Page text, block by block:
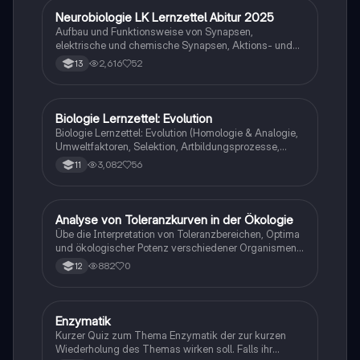
Biologie
Neurobiologie LK Lernzettel Abitur 2025
Aufbau und Funktionsweise von Synapsen,
elektrische und chemische Synapsen, Aktions- und
Ruhepotential
13 2,616 52
Biologie
Biologie Lernzettel: Evolution
Biologie Lernzettel: Evolution (Homologie & Analogie,
Umweltfaktoren, Selektion, Artbildungsprozesse,
Klimaregeln, Konkurrenz, Evolution des Menschen…)
11 3,082 56
ABiologie
Analyse von Toleranzkurven in der Ökologie
Übe die Interpretation von Toleranzbereichen, Optima
und ökologischer Potenz verschiedener Organismen
gegenüber Umweltfaktoren.
12 882 0
EBiologie
Enzymatik
Kurzer Quiz zum Thema Enzymatik der zur kurzen
Wiederholung des Themas wirken soll. Falls ihr